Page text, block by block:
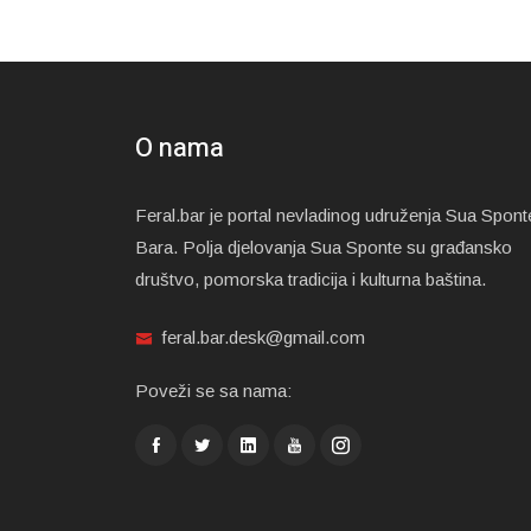
O nama
Feral.bar je portal nevladinog udruženja Sua
Bara. Polja djelovanja Sua Sponte su građansko
društvo, pomorska tradicija i kulturna baština.
feral.bar.desk@gmail.com
Poveži se sa nama: